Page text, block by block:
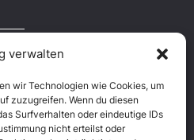
verwalten
wir Technologien wie Cookies, um
zuzugreifen. Wenn du diesen
Surfverhalten oder eindeutige IDs
nicht erteilst oder